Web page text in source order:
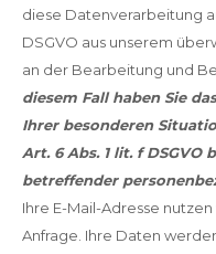
diese Datenverarbeitung
DSGVO aus unserem
an der Bearbeitung und
diesem Fall haben Sie
Ihrer besonderen
Art. 6 Abs. 1 lit. f DSGVO
betreffender
Ihre E-Mail-Adresse
Anfrage. Ihre Daten